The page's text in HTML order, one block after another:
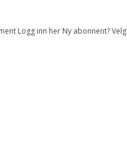
Logg inn her Ny abonnent? Velg